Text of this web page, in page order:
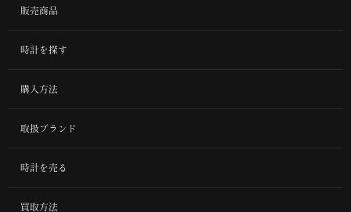
販売商品
時計を探す
購入方法
取扱ブランド
時計を売る
買取方法